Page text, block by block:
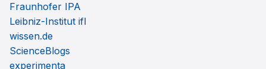
Fraunhofer IPA
Leibniz-Institut ifl
wissen.de
ScienceBlogs
experimenta